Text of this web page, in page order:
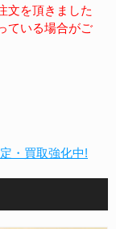
文を頂きました
ている場合がご